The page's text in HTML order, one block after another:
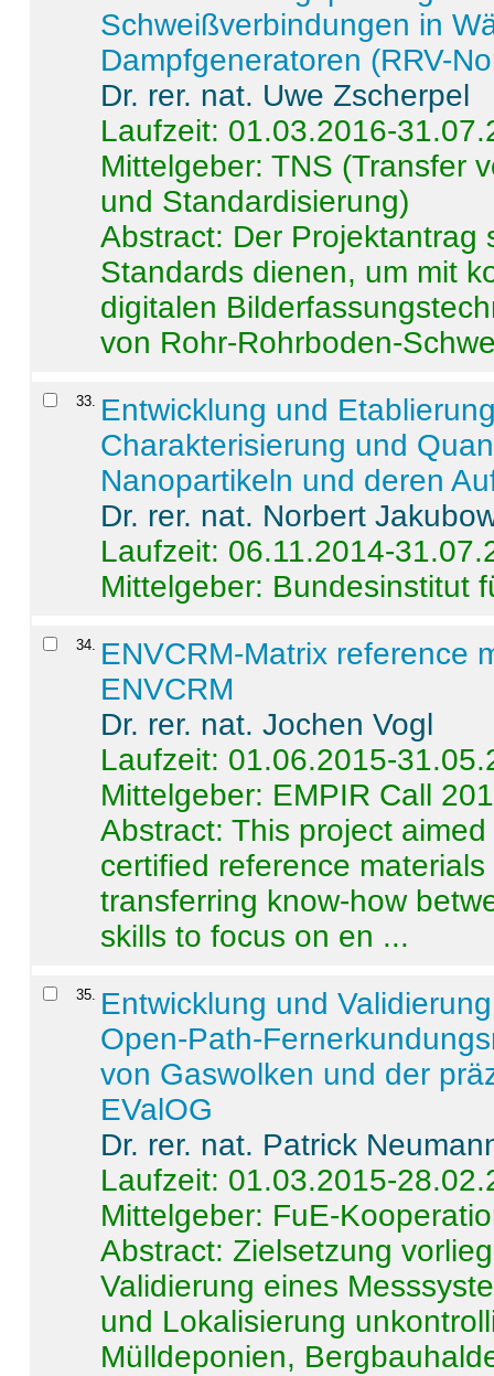
Schweißverbindungen in
Dampfgeneratoren (RRV-
Dr. rer. nat. Uwe Zscherpel
Laufzeit: 01.03.2016-
Mittelgeber: TNS (Transfer
und Standardisierung)
Abstract: Der Projektantrag
Standards dienen, um mit
digitalen
von Rohr-Rohrboden-
33. Entwicklung und
Charakterisierung und
Nanopartikeln und deren
Dr. rer. nat. Norbert
Laufzeit: 06.11.2014-
Mittelgeber: Bundesinstitut
34. ENVCRM-Matrix reference
ENVCRM
Dr. rer. nat. Jochen Vogl
Laufzeit: 01.06.2015-
Mittelgeber: EMPIR Call
Abstract:This project
certified reference
transferring know-how
skills to focus on en ...
35. Entwicklung und
Open-Path-
von Gaswolken und der
EValOG
Dr. rer. nat. Patrick
Laufzeit: 01.03.2015-
Mittelgeber: FuE-
Abstract:Zielsetzung
Validierung eines
und Lokalisierung
Mülldeponien,